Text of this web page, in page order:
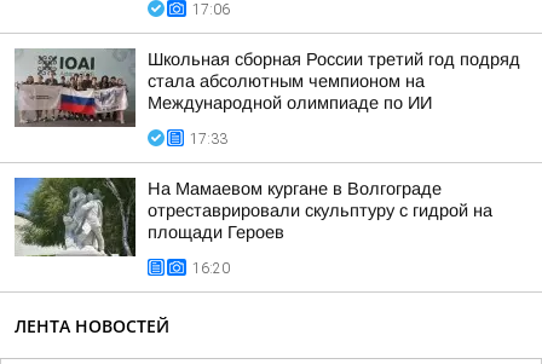
17:06
Школьная сборная России третий год подряд
стала абсолютным чемпионом на
Международной олимпиаде по ИИ
17:33
На Мамаевом кургане в Волгограде
отреставрировали скульптуру с гидрой на
площади Героев
16:20
ЛЕНТА НОВОСТЕЙ